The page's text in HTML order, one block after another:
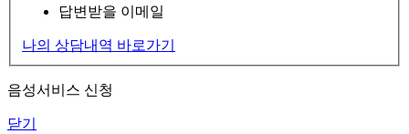
답변받을 이메일
나의 상담내역 바로가기
음성서비스 신청
닫기